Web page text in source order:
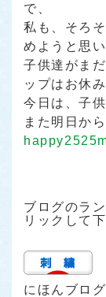
で、
私も、そろ
めようと思い
子供達がま
ップはお休
今日は、子
また明日か
ブログのラ
リックして
にほんブロ